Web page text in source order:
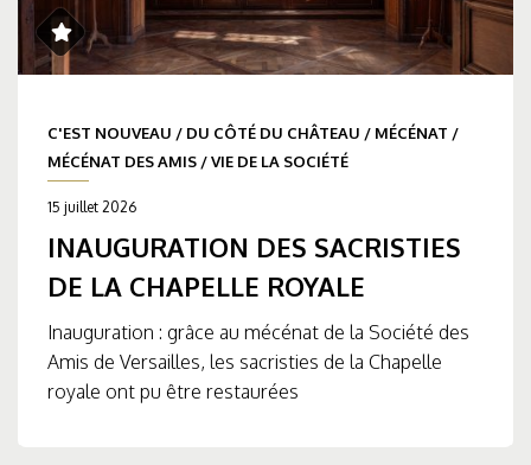
C'EST NOUVEAU / DU CÔTÉ DU CHÂTEAU / MÉCÉNAT /
MÉCÉNAT DES AMIS /VIE DE LA SOCIÉTÉ
15 juillet 2026
INAUGURATION DES SACRISTIES
DE LA CHAPELLE ROYALE
Inauguration : grâce au mécénat de la Société des
Amis de Versailles, les sacristies de la Chapelle
royale ont pu être restaurées